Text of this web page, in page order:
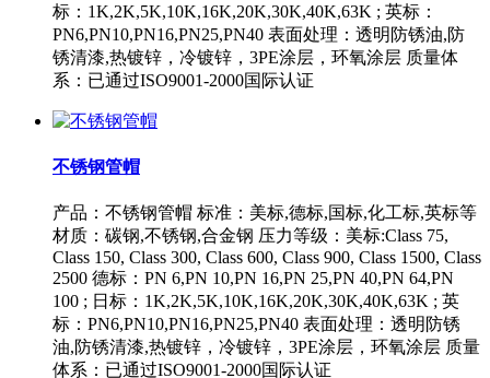
标：1K,2K,5K,10K,16K,20K,30K,40K,63K ; 英标：
PN6,PN10,PN16,PN25,PN40 表面处理：透明防锈油,防
锈清漆,热镀锌，冷镀锌，3PE涂层，环氧涂层 质量体
系：已通过ISO9001-2000国际认证
不锈钢管帽
产品：不锈钢管帽 标准：美标,德标,国标,化工标,英标等
材质：碳钢,不锈钢,合金钢 压力等级：美标:Class 75,
Class 150, Class 300, Class 600, Class 900, Class 1500, Class
2500 德标：PN 6,PN 10,PN 16,PN 25,PN 40,PN 64,PN
100 ; 日标：1K,2K,5K,10K,16K,20K,30K,40K,63K ; 英
标：PN6,PN10,PN16,PN25,PN40 表面处理：透明防锈
油,防锈清漆,热镀锌，冷镀锌，3PE涂层，环氧涂层 质量
体系：已通过ISO9001-2000国际认证